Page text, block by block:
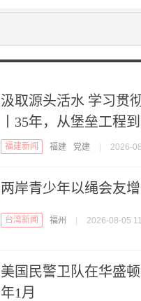
汲取源头活水 学习贯
丨35年，从堡垒工程
福建新闻 福建 党建 2026-
两岸青少年以绳会友
台湾新闻 福州 2026-08-05
美国民警卫队在华盛
年1月